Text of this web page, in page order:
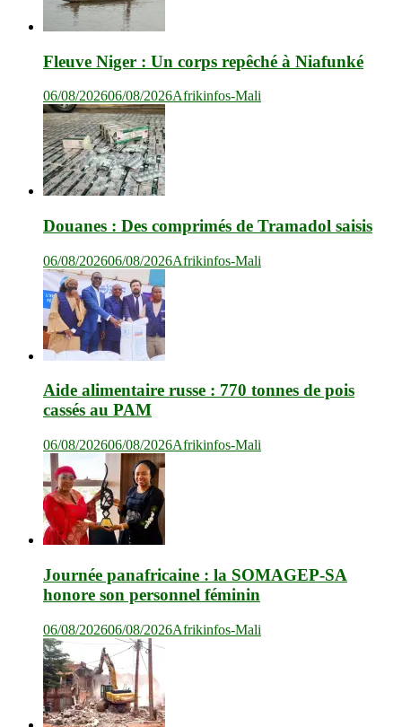
Fleuve Niger : Un corps repêché à Niafunké
06/08/202606/08/2026Afrikinfos-Mali
Douanes : Des comprimés de Tramadol saisis
06/08/202606/08/2026Afrikinfos-Mali
Aide alimentaire russe : 770 tonnes de pois
cassés au PAM
06/08/202606/08/2026Afrikinfos-Mali
Journée panafricaine : la SOMAGEP-SA
honore son personnel féminin
06/08/202606/08/2026Afrikinfos-Mali